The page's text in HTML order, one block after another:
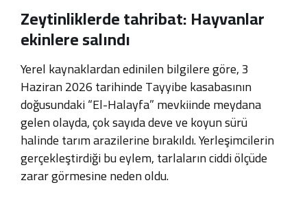
Zeytinliklerde tahribat: Hayvanlar
ekinlere salındı
Yerel kaynaklardan edinilen bilgilere göre, 3
Haziran 2026 tarihinde Tayyibe kasabasının
doğusundaki “El-Halayfa” mevkiinde meydana
gelen olayda, çok sayıda deve ve koyun sürü
halinde tarım arazilerine bırakıldı. Yerleşimcilerin
gerçekleştirdiği bu eylem, tarlaların ciddi ölçüde
zarar görmesine neden oldu.